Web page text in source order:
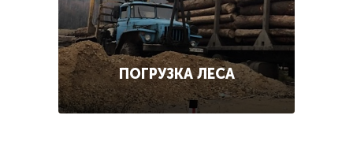
ПОГРУЗКА ЛЕСА